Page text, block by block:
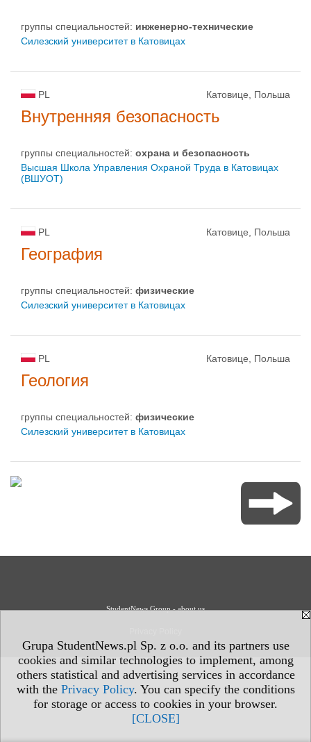
Grupa StudentNews.pl Sp. z o.o. and its partners use
cookies and similar technologies to implement, among
others statistical and advertising services in accordance
with the Privacy Policy. You can specify the conditions
for storage or access to cookies in your browser.
[CLOSE]
группы специальностей: инженерно-техническиe
Силезский университет в Катовицах
PL Катовице, Польша
Внутренняя безопасность
группы специальностей: oхрана и безопасность
Высшая Школа Управления Охраной Труда в Катовицах
(ВШУОТ)
PL Катовице, Польша
География
группы специальностей: физическиe
Силезский университет в Катовицах
PL Катовице, Польша
Геология
группы специальностей: физическиe
Силезский университет в Катовицах
StudentNews Group - about us